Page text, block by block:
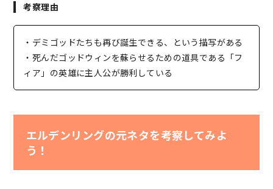
考察理由
・デミゴッドたちも再び誕生できる、という描写がある
・死んだゴッドウィンを蘇らせるための道具である「フ
ィア」の英雄に主人公が勝利している
エルデンリングの元ネタを考察してみよ
う！